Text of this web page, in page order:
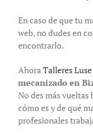
En caso de que tu
web, no dudes en
encontrarlo.
Ahora Talleres Luse
mecanizado en
No des más vueltas
cómo es y de qué
profesionales